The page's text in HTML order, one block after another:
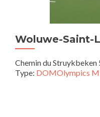
Woluwe-Saint-
Chemin du
Type: DOMOlympics